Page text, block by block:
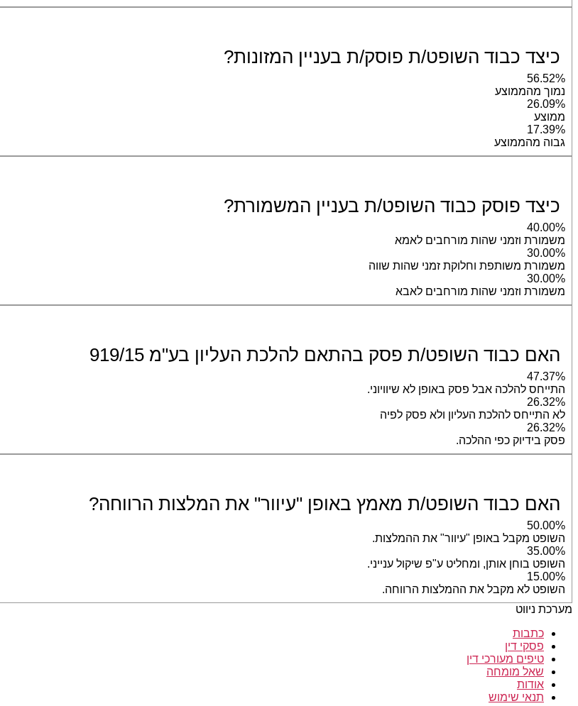
כיצד כבוד השופט/ת פוסק/ת בעניין המזונות?
56.52%
נמוך מהממוצע
26.09%
ממוצע
17.39%
גבוה מהממוצע
כיצד פוסק כבוד השופט/ת בעניין המשמורת?
40.00%
משמורת וזמני שהות מורחבים לאמא
30.00%
משמורת משותפת וחלוקת זמני שהות שווה
30.00%
משמורת וזמני שהות מורחבים לאבא
האם כבוד השופט/ת פסק בהתאם להלכת העליון בע"מ 919/15
47.37%
התייחס להלכה אבל פסק באופן לא שיוויוני.
26.32%
לא התייחס להלכת העליון ולא פסק לפיה
26.32%
פסק בידיוק כפי ההלכה.
האם כבוד השופט/ת מאמץ באופן "עיוור" את המלצות הרווחה?
50.00%
השופט מקבל באופן "עיוור" את ההמלצות.
35.00%
השופט בוחן אותן, ומחליט ע"פ שיקול ענייני.
15.00%
השופט לא מקבל את ההמלצות הרווחה.
מערכת ניווט
כתבות
פסקי דין
טיפים מעורכי דין
שאל מומחה
אודות
תנאי שימוש